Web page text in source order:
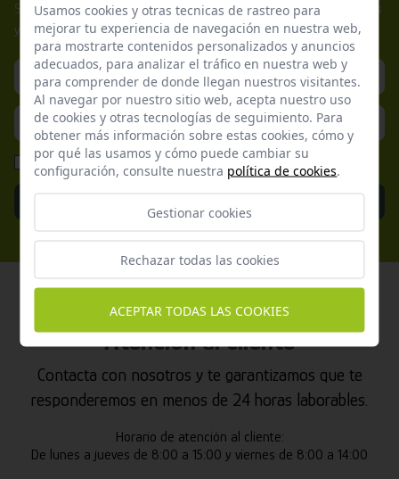
Suscríbete a nuestra newsletter y no te pierdas nuestras ofertas
y promociones exclusivas.
He leído y acepto la Política de Privacidad
Atención al cliente
Contacta con nosotros y te garantizamos que te
responderemos en menos de 24 horas laborables.
Horario de atención al cliente:
De lunes a jueves de 8:00 a 15:00 y viernes de 8:00 a 14:00
Usamos cookies y otras tecnicas de rastreo para
mejorar tu experiencia de navegación en nuestra web,
para mostrarte contenidos personalizados y anuncios
adecuados, para analizar el tráfico en nuestra web y
para comprender de donde llegan nuestros visitantes.
Al navegar por nuestro sitio web, acepta nuestro uso
de cookies y otras tecnologías de seguimiento. Para
obtener más información sobre estas cookies, cómo y
por qué las usamos y cómo puede cambiar su
configuración, consulte nuestra política de cookies.
Gestionar cookies
Rechazar todas las cookies
ACEPTAR TODAS LAS COOKIES